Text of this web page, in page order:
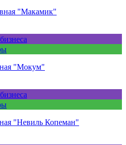
"Макамик"
"Мокум"
"Невиль Копеман"